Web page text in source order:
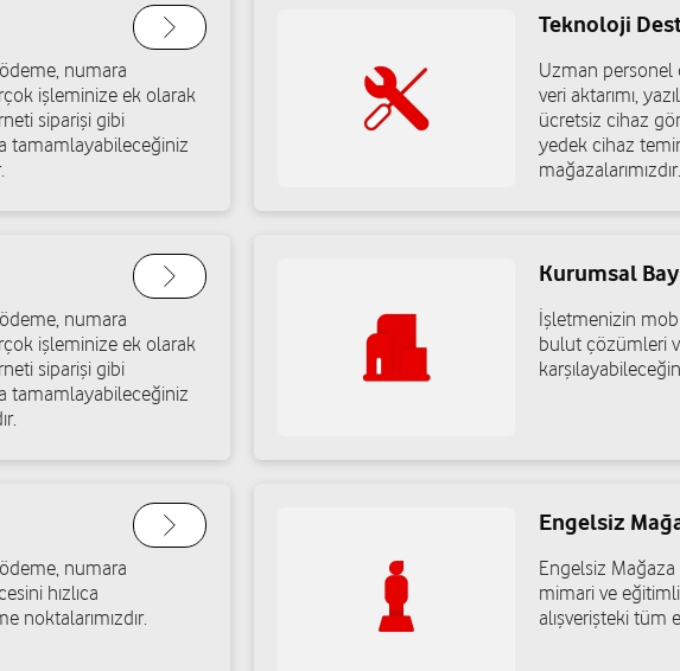
Yol tarifi al
Yeditepe Mah. 85282 Nolu Sok. No: 93/A Şahinbey/
05069067005
Yol tarifi al
Cengiz Topel Mah. Şanlıdere Cad. No: 45/A Şahinbey/
İdeal İletişim - İlhami Aydın
Şekeroğlu Mah. Gümrük Cad. No: 26 Şahinbey/Gaziantep
numara
işleminize ek olarak
siparişi gibi
tamamlayabileceğiniz
Teknoloji
Uzman personel
veri aktarımı,
ücretsiz cihaz
yedek cihaz
mağazalarımızdır.
numara
işleminize ek olarak
siparişi gibi
tamamlayabileceğiniz
Kurumsal
İşletmenizin
bulut çözümleri
numara
hızlıca
noktalarımızdır.
Engelsiz
Engelsiz
mimari ve
alışverişteki tüm